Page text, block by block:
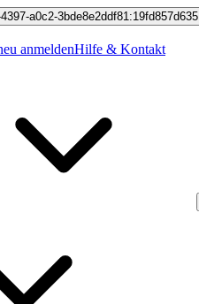
a0c2-3bde8e2ddf81:19fd857d635
anmeldenHilfe & Kontakt